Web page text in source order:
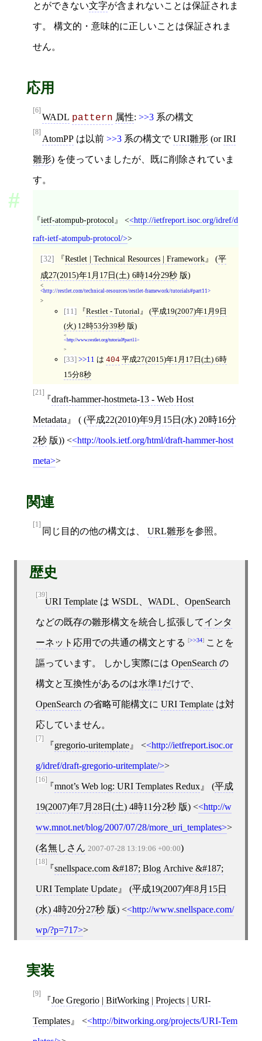
とができない文字が含まれないことは保証されま
す。 構文的・意味的に正しいことは保証されま
せん。
応用
[6]
WADL pattern 属性: >>3 系の構文
[8]
AtomPP は以前 >>3 系の構文でURI雛形 (orIRI
雛形) を使っていましたが、既に削除されていま
す。
ietf-atompub-protocol < http://ietfreport.isoc.org/idref/d
raft-ietf-atompub-protocol/ >
[32] Restlet | Technical Resources | Framework (平
成27(2015)年1月17日(土) 6時14分29秒版)
<
http://restlet.com/technical-resources/restlet-framework/tutorials#part11
>
[11] Restlet - Tutorial (平成19(2007)年1月9日
(火) 12時53分39秒版)
<
http://www.restlet.org/tutorial#part11
>
[33] >>11 は 404 平成27(2015)年1月17日(土) 6時
15分8秒
[21]
draft-hammer-hostmeta-13 - Web Host
Metadata ( (平成22(2010)年9月15日(水) 20時16分
2秒 版)) < http://tools.ietf.org/html/draft-hammer-host
meta >
関連
[1]
同じ目的の他の構文は、 URL雛形を参照。
歴史
[39]
URI Templateは WSDL WADL OpenSearch
などの既存の雛形構文を統合し拡張してインタ
ーネット 応用 での共通の構文とする >>34 ことを
謳っています。 しかし実際には OpenSearch の
構文と互換性があるのは水準1 だけで、
OpenSearch の省略可能構文に URI Templateは対
応していません。
[7]
gregorio-uritemplate < http://ietfreport.isoc.or
g/idref/draft-gregorio-uritemplate/ >
[16]
mnot’s Web log: URI Templates Redux (平成
19(2007)年7月28日(土) 4時11分2秒版) < http://w
ww.mnot.net/blog/2007/07/28/more_uri_templates >
(名無しさん 2007-07-28 13:19:06 +00:00)
[18]
snellspace.com &#187; Blog Archive &#187;
URI Template Update (平成19(2007)年8月15日
(水) 4時20分27秒版) < http://www.snellspace.com/
wp/?p=717 >
実装
[9]
Joe Gregorio | BitWorking | Projects | URI-
Templates < http://bitworking.org/projects/URI-Tem